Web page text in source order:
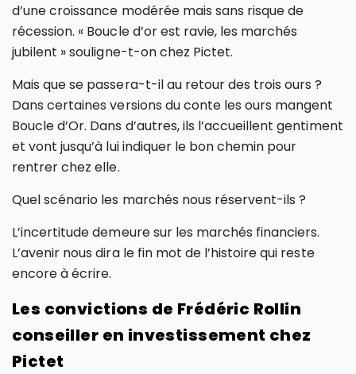
d’une croissance modérée mais sans risque de
récession. « Boucle d’or est ravie, les marchés
jubilent » souligne-t-on chez Pictet.
Mais que se passera-t-il au retour des trois ours ?
Dans certaines versions du conte les ours mangent
Boucle d’Or. Dans d’autres, ils l’accueillent gentiment
et vont jusqu’à lui indiquer le bon chemin pour
rentrer chez elle.
Quel scénario les marchés nous réservent-ils ?
L’incertitude demeure sur les marchés financiers.
L’avenir nous dira le fin mot de l’histoire qui reste
encore à écrire.
Les convictions de Frédéric Rollin
conseiller en investissement chez
Pictet